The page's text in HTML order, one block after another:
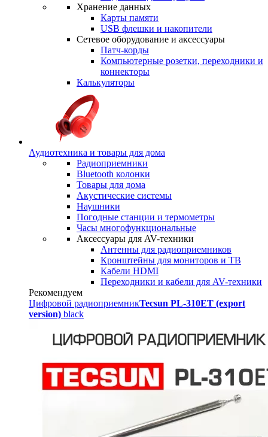
Хранение данных
Карты памяти
USB флешки и накопители
Сетевое оборудование и аксессуары
Патч-корды
Компьютерные розетки, переходники и
коннекторы
Калькуляторы
Аудиотехника и товары для дома
Радиоприемники
Bluetooth колонки
Товары для дома
Акустические системы
Наушники
Погодные станции и термометры
Часы многофункциональные
Аксессуары для AV-техники
Антенны для радиоприемников
Кронштейны для мониторов и ТВ
Кабели HDMI
Переходники и кабели для AV-техники
Рекомендуем
Цифровой радиоприемникTecsun PL-310ET (export
version) black